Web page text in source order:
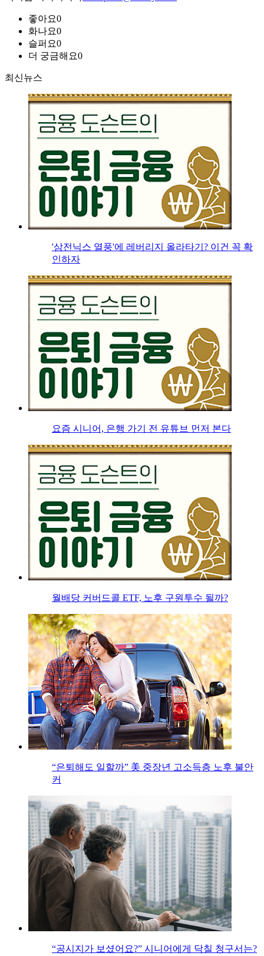
좋아요0
화나요0
슬퍼요0
더 궁금해요0
최신뉴스
'삼전닉스 열풍'에 레버리지 올라타기? 이건 꼭 확
인하자
요즘 시니어, 은행 가기 전 유튜브 먼저 본다
월배당 커버드콜 ETF, 노후 구원투수 될까?
“은퇴해도 일할까” 美 중장년 고소득층 노후 불안
커
“공시지가 보셨어요?” 시니어에게 닥칠 청구서는?